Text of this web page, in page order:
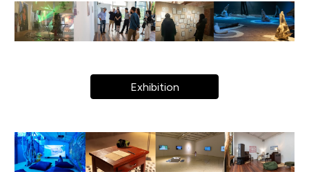
Exhibition